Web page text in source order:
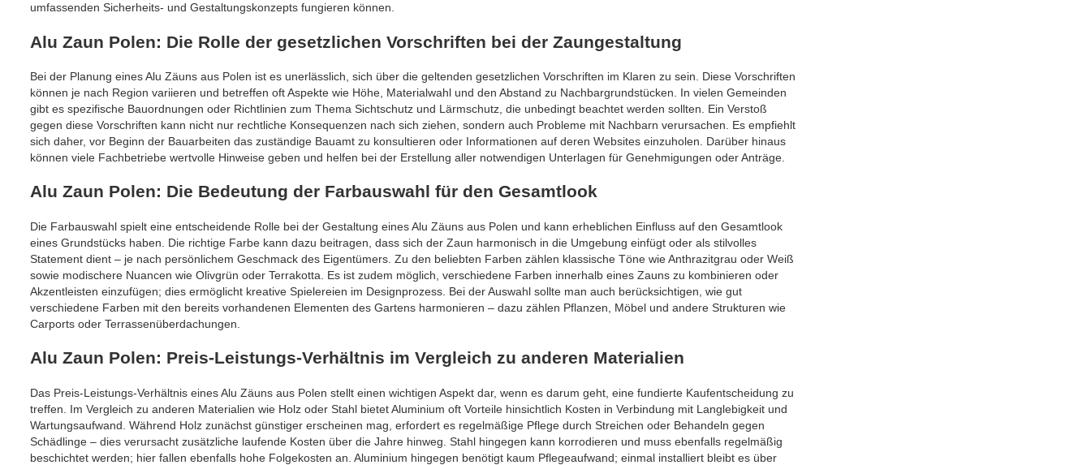
umfassenden Sicherheits- und Gestaltungskonzepts fungieren können.
Alu Zaun Polen: Die Rolle der gesetzlichen Vorschriften bei der Zaungestaltung
Bei der Planung eines Alu Zäuns aus Polen ist es unerlässlich, sich über die geltenden gesetzlichen Vorschriften im Klaren zu sein. Diese Vorschriften
können je nach Region variieren und betreffen oft Aspekte wie Höhe, Materialwahl und den Abstand zu Nachbargrundstücken. In vielen Gemeinden
gibt es spezifische Bauordnungen oder Richtlinien zum Thema Sichtschutz und Lärmschutz, die unbedingt beachtet werden sollten. Ein Verstoß
gegen diese Vorschriften kann nicht nur rechtliche Konsequenzen nach sich ziehen, sondern auch Probleme mit Nachbarn verursachen. Es empfiehlt
sich daher, vor Beginn der Bauarbeiten das zuständige Bauamt zu konsultieren oder Informationen auf deren Websites einzuholen. Darüber hinaus
können viele Fachbetriebe wertvolle Hinweise geben und helfen bei der Erstellung aller notwendigen Unterlagen für Genehmigungen oder Anträge.
Alu Zaun Polen: Die Bedeutung der Farbauswahl für den Gesamtlook
Die Farbauswahl spielt eine entscheidende Rolle bei der Gestaltung eines Alu Zäuns aus Polen und kann erheblichen Einfluss auf den Gesamtlook
eines Grundstücks haben. Die richtige Farbe kann dazu beitragen, dass sich der Zaun harmonisch in die Umgebung einfügt oder als stilvolles
Statement dient – je nach persönlichem Geschmack des Eigentümers. Zu den beliebten Farben zählen klassische Töne wie Anthrazitgrau oder Weiß
sowie modischere Nuancen wie Olivgrün oder Terrakotta. Es ist zudem möglich, verschiedene Farben innerhalb eines Zauns zu kombinieren oder
Akzentleisten einzufügen; dies ermöglicht kreative Spielereien im Designprozess. Bei der Auswahl sollte man auch berücksichtigen, wie gut
verschiedene Farben mit den bereits vorhandenen Elementen des Gartens harmonieren – dazu zählen Pflanzen, Möbel und andere Strukturen wie
Carports oder Terrassenüberdachungen.
Alu Zaun Polen: Preis-Leistungs-Verhältnis im Vergleich zu anderen Materialien
Das Preis-Leistungs-Verhältnis eines Alu Zäuns aus Polen stellt einen wichtigen Aspekt dar, wenn es darum geht, eine fundierte Kaufentscheidung zu
treffen. Im Vergleich zu anderen Materialien wie Holz oder Stahl bietet Aluminium oft Vorteile hinsichtlich Kosten in Verbindung mit Langlebigkeit und
Wartungsaufwand. Während Holz zunächst günstiger erscheinen mag, erfordert es regelmäßige Pflege durch Streichen oder Behandeln gegen
Schädlinge – dies verursacht zusätzliche laufende Kosten über die Jahre hinweg. Stahl hingegen kann korrodieren und muss ebenfalls regelmäßig
beschichtet werden; hier fallen ebenfalls hohe Folgekosten an. Aluminium hingegen benötigt kaum Pflegeaufwand; einmal installiert bleibt es über